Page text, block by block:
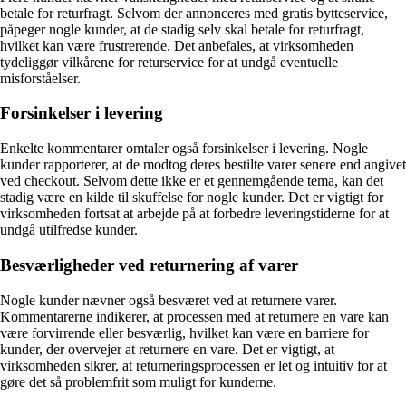
betale for returfragt. Selvom der annonceres med gratis bytteservice,
påpeger nogle kunder, at de stadig selv skal betale for returfragt,
hvilket kan være frustrerende. Det anbefales, at virksomheden
tydeliggør vilkårene for returservice for at undgå eventuelle
misforståelser.
Forsinkelser i levering
Enkelte kommentarer omtaler også forsinkelser i levering. Nogle
kunder rapporterer, at de modtog deres bestilte varer senere end angivet
ved checkout. Selvom dette ikke er et gennemgående tema, kan det
stadig være en kilde til skuffelse for nogle kunder. Det er vigtigt for
virksomheden fortsat at arbejde på at forbedre leveringstiderne for at
undgå utilfredse kunder.
Besværligheder ved returnering af varer
Nogle kunder nævner også besværet ved at returnere varer.
Kommentarerne indikerer, at processen med at returnere en vare kan
være forvirrende eller besværlig, hvilket kan være en barriere for
kunder, der overvejer at returnere en vare. Det er vigtigt, at
virksomheden sikrer, at returneringsprocessen er let og intuitiv for at
gøre det så problemfrit som muligt for kunderne.